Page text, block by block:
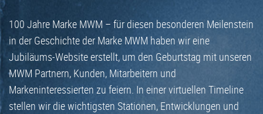
100 Jahre Marke MWM – für diesen besonderen Meilenstein
in der Geschichte der Marke MWM haben wir eine
Jubiläums-Website erstellt, um den Geburtstag mit unseren
MWM Partnern, Kunden, Mitarbeitern und
Markeninteressierten zu feiern. In einer virtuellen Timeline
stellen wir die wichtigsten Stationen, Entwicklungen und